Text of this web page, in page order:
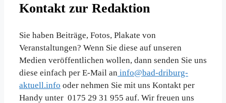
Kontakt zur Redaktion
Sie haben Beiträge, Fotos, Plakate von
Veranstaltungen? Wenn Sie diese auf unseren
Medien veröffentlichen wollen, dann senden Sie uns
diese einfach per E-Mail an info@bad-driburg-
aktuell.info oder nehmen Sie mit uns Kontakt per
Handy unter 0175 29 31 955 auf. Wir freuen uns